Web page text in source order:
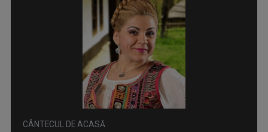
CÂNTECUL DE ACASĂ